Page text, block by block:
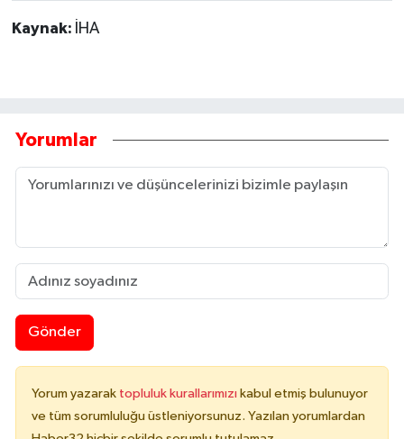
Kaynak: İHA
Yorumlar
Gönder
Yorum yazarak topluluk kurallarımızı kabul etmiş bulunuyor
ve tüm sorumluluğu üstleniyorsunuz. Yazılan yorumlardan